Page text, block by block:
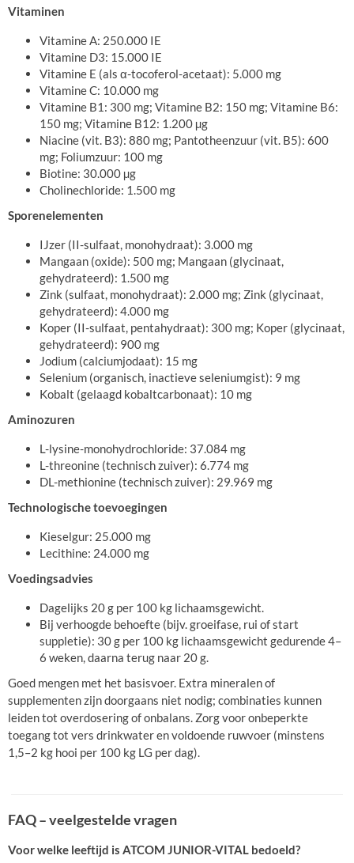
Vitaminen
Vitamine A: 250.000 IE
Vitamine D3: 15.000 IE
Vitamine E (als α-tocoferol-acetaat): 5.000 mg
Vitamine C: 10.000 mg
Vitamine B1: 300 mg; Vitamine B2: 150 mg; Vitamine B6:
150 mg; Vitamine B12: 1.200 µg
Niacine (vit. B3): 880 mg; Pantotheenzuur (vit. B5): 600
mg; Foliumzuur: 100 mg
Biotine: 30.000 µg
Cholinechloride: 1.500 mg
Sporenelementen
IJzer (II-sulfaat, monohydraat): 3.000 mg
Mangaan (oxide): 500 mg; Mangaan (glycinaat,
gehydrateerd): 1.500 mg
Zink (sulfaat, monohydraat): 2.000 mg; Zink (glycinaat,
gehydrateerd): 4.000 mg
Koper (II-sulfaat, pentahydraat): 300 mg; Koper (glycinaat,
gehydrateerd): 900 mg
Jodium (calciumjodaat): 15 mg
Selenium (organisch, inactieve seleniumgist): 9 mg
Kobalt (gelaagd kobaltcarbonaat): 10 mg
Aminozuren
L-lysine-monohydrochloride: 37.084 mg
L-threonine (technisch zuiver): 6.774 mg
DL-methionine (technisch zuiver): 29.969 mg
Technologische toevoegingen
Kieselgur: 25.000 mg
Lecithine: 24.000 mg
Voedingsadvies
Dagelijks 20 g per 100 kg lichaamsgewicht.
Bij verhoogde behoefte (bijv. groeifase, rui of start
suppletie): 30 g per 100 kg lichaamsgewicht gedurende 4–
6 weken, daarna terug naar 20 g.
Goed mengen met het basisvoer. Extra mineralen of
supplementen zijn doorgaans niet nodig; combinaties kunnen
leiden tot overdosering of onbalans. Zorg voor onbeperkte
toegang tot vers drinkwater en voldoende ruwvoer (minstens
1,5–2 kg hooi per 100 kg LG per dag).
FAQ – veelgestelde vragen
Voor welke leeftijd is ATCOM JUNIOR-VITAL bedoeld?